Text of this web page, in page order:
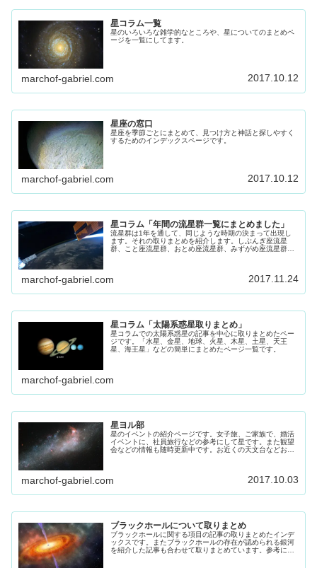
星コラム一覧
星のいろいろな雑学的なところや、星についてのまとめペ
ージを一覧にしてます。
marchof-gabriel.com 2017.10.12
星座の窓口
星座を季節ごとにまとめて、見つけ方と神話と探しやすく
するためのインデックスページです。
marchof-gabriel.com 2017.10.12
星コラム「年間の流星群一覧にまとめました」
流星群は1年を通して、同じような時期の決まって出現し
ます。それの取りまとめを紹介します。しぶんぎ座流星
群、こと座流星群、おとめ座流星群、みずがめ座流星群、
marchof-gabriel.com 2017.11.24
星コラム「太陽系惑星取りまとめ」
星コラムでの太陽系惑星の記事を中心に取りまとめたペー
ジです。「水星、金星、地球、火星、木星、土星、天王
星、海王星」などの簡単にまとめたページ一覧です。
marchof-gabriel.com
星ヨル部
星のイベントの紹介ページです。女子旅、ご家族で、婚活
イベントに、社員旅行などの参考にして星です。また観望
会などの情報も随時更新中です。お近くの天文台などお出
marchof-gabriel.com 2017.10.03
ブラックホールについて取りまとめ
ブラックホールに関する項目の記事の取りまとめたインデ
ックスです。またブラックホールの存在が認められる銀河
を紹介した記事も合わせて取りまとめています。参考にし